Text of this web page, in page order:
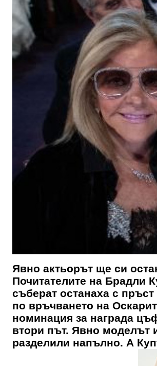
Явно актьорът ще си
Почитателите на Брадли
съберат останаха с
по връчването на
номинация за награда
втори път. Явно моделът
разделили напълно. А